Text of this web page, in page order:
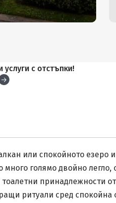
с отстъпки!
или спокойното езеро
голямо двойно
принадлежности
ритуали сред